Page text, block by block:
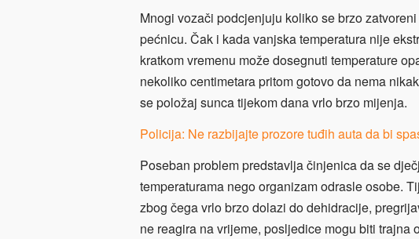
Mnogi vozači podcjenjuju koliko se brzo
pećnicu. Čak i kada vanjska temperatura nije
kratkom vremenu može dosegnuti temperature
nekoliko centimetara pritom gotovo da nema
se položaj sunca tijekom dana vrlo brzo mijenja.
Policija: Ne razbijajte prozore tuđih auta da bi
Poseban problem predstavlja činjenica da se
temperaturama nego organizam odrasle osobe.
zbog čega vrlo brzo dolazi do dehidracije,
ne reagira na vrijeme, posljedice mogu biti